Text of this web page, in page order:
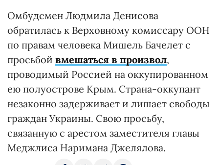
Омбудсмен Людмила Денисова
обратилась к Верховному комиссару ООН
по правам человека Мишель Бачелет с
просьбой вмешаться в произвол,
проводимый Россией на оккупированном
ею полуострове Крым. Страна-оккупант
незаконно задерживает и лишает свободы
граждан Украины. Свою просьбу,
связанную с арестом заместителя главы
Меджлиса Наримана Джелялова.